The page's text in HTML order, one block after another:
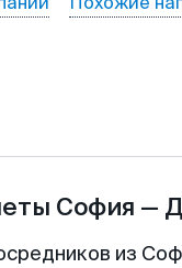
София —
из